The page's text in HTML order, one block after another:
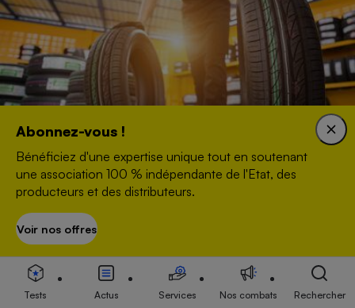
Pneus - Les conseils à suivre pour changer ses
pneus
ENQUÊTE
Abonnez-vous !
Bénéficiez d'une expertise unique tout en soutenant
une association 100 % indépendante de l'Etat, des
producteurs et des distributeurs.
Voir nos offres
Tests Actus Services Nos combats Rechercher